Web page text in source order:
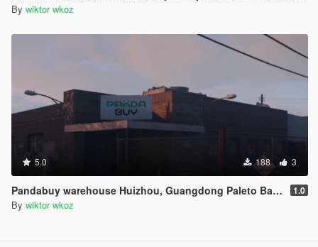
By wiktor wkoz
5.0 188 3
Pandabuy warehouse Huizhou, Guangdong Paleto Bay Retexture 1.0
By wiktor wkoz